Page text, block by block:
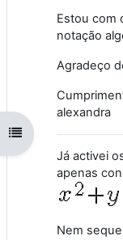
Abrir índice da
Estou com
notação
Agradeço
alexandra
Já activei
apenas
Nem